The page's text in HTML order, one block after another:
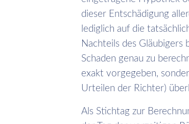
dieser Entschädigung
lediglich auf die
Nachteils des Gläubigers
Schaden genau zu
exakt vorgegeben,
Urteilen der Richter)
Als Stichtag zur